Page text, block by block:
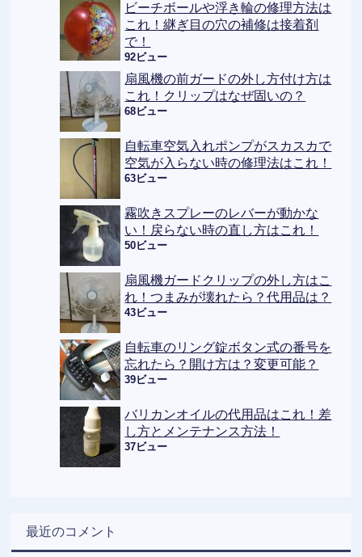
ビーチボールや浮き輪の修理方法は
これ！継ぎ目の穴の補修は接着剤
で！
92ビュー
扇風機の前ガードの外し方付け方は
これ！クリップはなぜ固いの？
68ビュー
自転車空気入れポンプがスカスカで
空気が入らない時の修理法はこれ！
63ビュー
霧吹きスプレーのレバーが動かな
い！戻らない時の直し方はこれ！
50ビュー
扇風機ガードクリップの外し方はこ
れ！つまみが壊れたら？代用品は？
43ビュー
自転車のリング錠ボタン式の番号を
忘れたら？開け方は？変更可能？
39ビュー
バリカンオイルの代用品はこれ！差
し方とメンテナンス方法！
37ビュー
最近のコメント